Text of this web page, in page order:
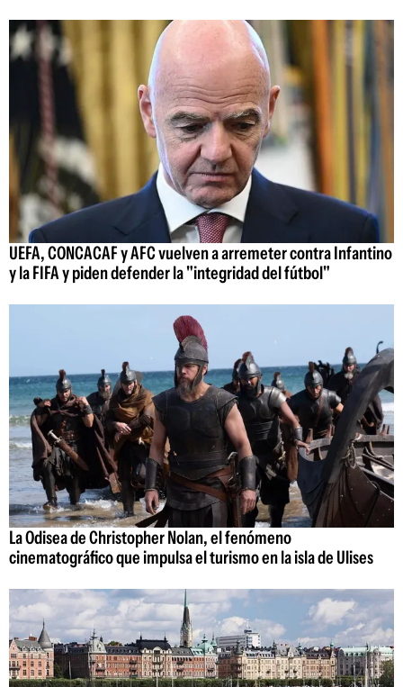
UEFA, CONCACAF y AFC vuelven a arremeter contra Infantino
y la FIFA y piden defender la "integridad del fútbol"
La Odisea de Christopher Nolan, el fenómeno
cinematográfico que impulsa el turismo en la isla de Ulises